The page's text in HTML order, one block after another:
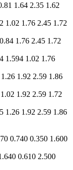
1.64 2.35 1.62
1.02 1.76 2.45 1.72
1.76 2.45 1.72
1.594 1.02 1.76
1.92 2.59 1.86
1.92 2.59 1.72
1.26 1.92 2.59 1.86
0.740 0.350 1.600
0.610 2.500